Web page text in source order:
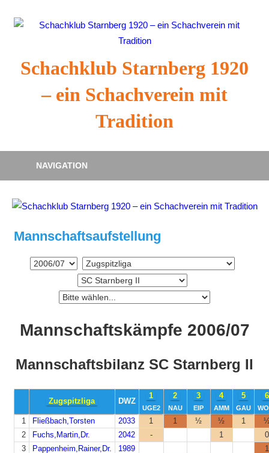
Inhalt
Schachklub Starnberg 1920
– ein Schachverein mit
Tradition
NAVIGATION
Mannschaftsaufstellung
Mannschaftskämpfe 2006/07
Mannschaftsbilanz SC Starnberg II
Zugspitzliga DWZ
1
UGE2
2
NAU
3
EIP
4
AMM
5
GAU
6
1 Fließbach,Torsten 2033 1 1 ½ ½ 1
2
Fuchs,Martin,Dr. 2042 - 1
0
3
Pappenheim,Rainer,Dr. 1989 1